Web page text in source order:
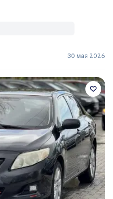
30 мая 2026